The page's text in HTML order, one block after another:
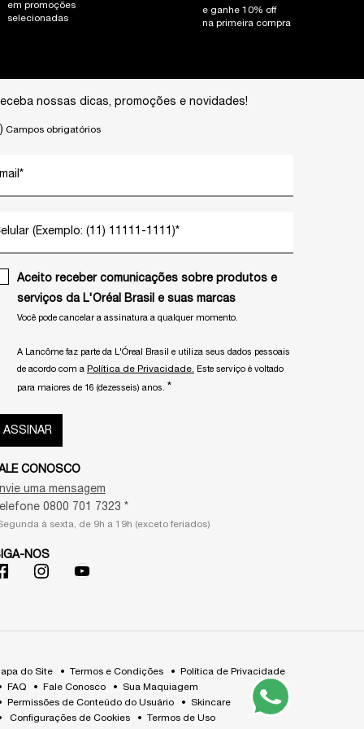
em promoções
selecionadas
e ganhe 10% off
na primeira compra
nossas dicas, promoções e novidades!
Campos obrigatórios
*
(Exemplo: (11) 11111-1111)*
Aceito receber comunicações sobre produtos e
serviços da L'Oréal Brasil e suas marcas
Você pode cancelar a assinatura a qualquer momento.​
A Lancôme faz parte da L'Óreal Brasil e utiliza seus dados pessoais
de acordo com a Política de Privacidade. Este serviço é voltado
para maiores de 16 (dezesseis) anos. *
ASSINAR
CONOSCO
uma mensagem
0800 701 7323 *
à sexta, de 9h a 19h (exceto feriados)
NOS
do Site Termos e Condições
Política de Privacidade
FAQ
Fale Conosco
Sua Maquiagem
Permissões de Conteúdo do Usuário
Skincare
Configurações de Cookies
Termos de Uso